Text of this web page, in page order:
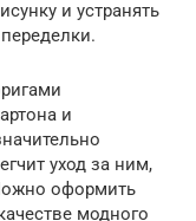
и устранять
и
уход за ним,
оформить
модного